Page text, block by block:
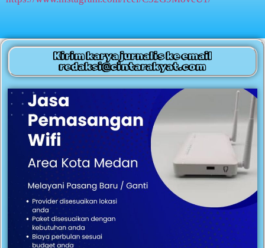
Kirim karya jurnalis ke email
redaksi@cintarakyat.com